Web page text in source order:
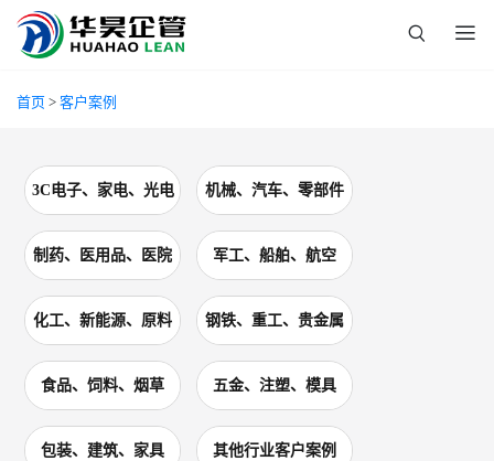
首页 > 客户案例
3C电子、家电、光电 机械、汽车、零部件
制药、医用品、医院 军工、船舶、航空
化工、新能源、原料 钢铁、重工、贵金属
食品、饲料、烟草 五金、注塑、模具
包装、建筑、家具 其他行业客户案例